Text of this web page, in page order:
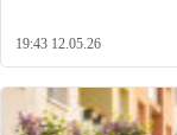
19:43 12.05.26